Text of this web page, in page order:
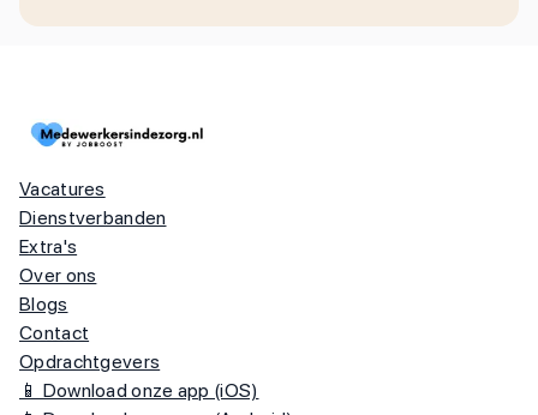
Vacatures
Dienstverbanden
Extra's
Over ons
Blogs
Contact
Opdrachtgevers
📱 Download onze app (iOS)